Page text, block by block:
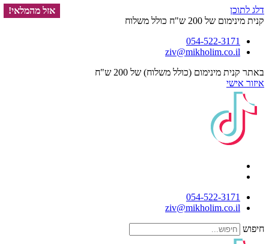
דלג לתוכן
קנית מינימום של 200 ש"ח כולל משלוח
054-522-3171⁩
ziv@mikholim.co.il
באתר קנית מינימום (כולל משלוח) של 200 ש"ח
איזור אישי
054-522-3171⁩
ziv@mikholim.co.il
חיפוש
אזל מהמלאי!
אזל מהמלאי!
אזל מהמלאי!
אזל מהמלאי!
אזל מהמלאי!
אזל מהמלאי!
אזל מהמלאי!
אזל מהמלאי!
אזל מהמלאי!
אזל מהמלאי!
אזל מהמלאי!
אזל מהמלאי!
אזל מהמלאי!
אזל מהמלאי!